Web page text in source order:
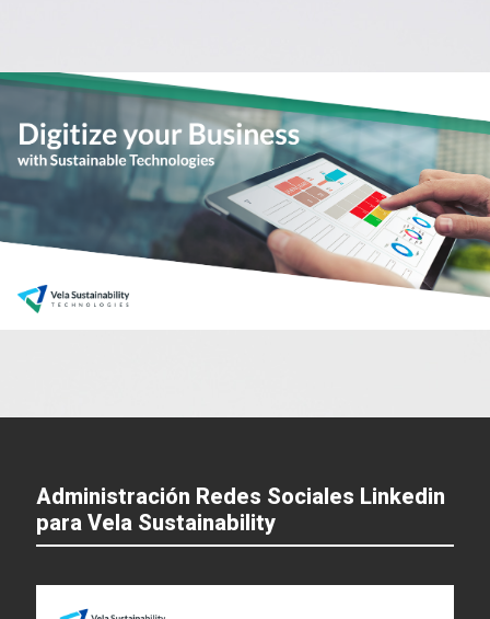
Administración Redes Sociales Linkedin
para Vela Sustainability